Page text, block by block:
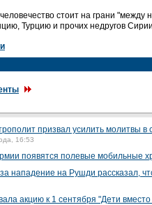
стоит на грани
Турцию и прочих недругов
призвал усилить молитвы
16:53
появятся полевые мобильные
нападение на Рушди рассказал,
акцию к 1 сентября "Дети вместо